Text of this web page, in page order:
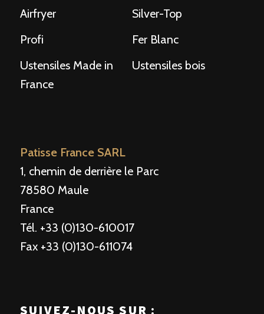
Airfryer
Silver-Top
Profi
Fer Blanc
Ustensiles Made in
France
Ustensiles bois
Patisse France SARL
1, chemin de derrière le Parc
78580 Maule
France
Tél. +33 (0)130-610017
Fax +33 (0)130-611074
SUIVEZ-NOUS SUR :